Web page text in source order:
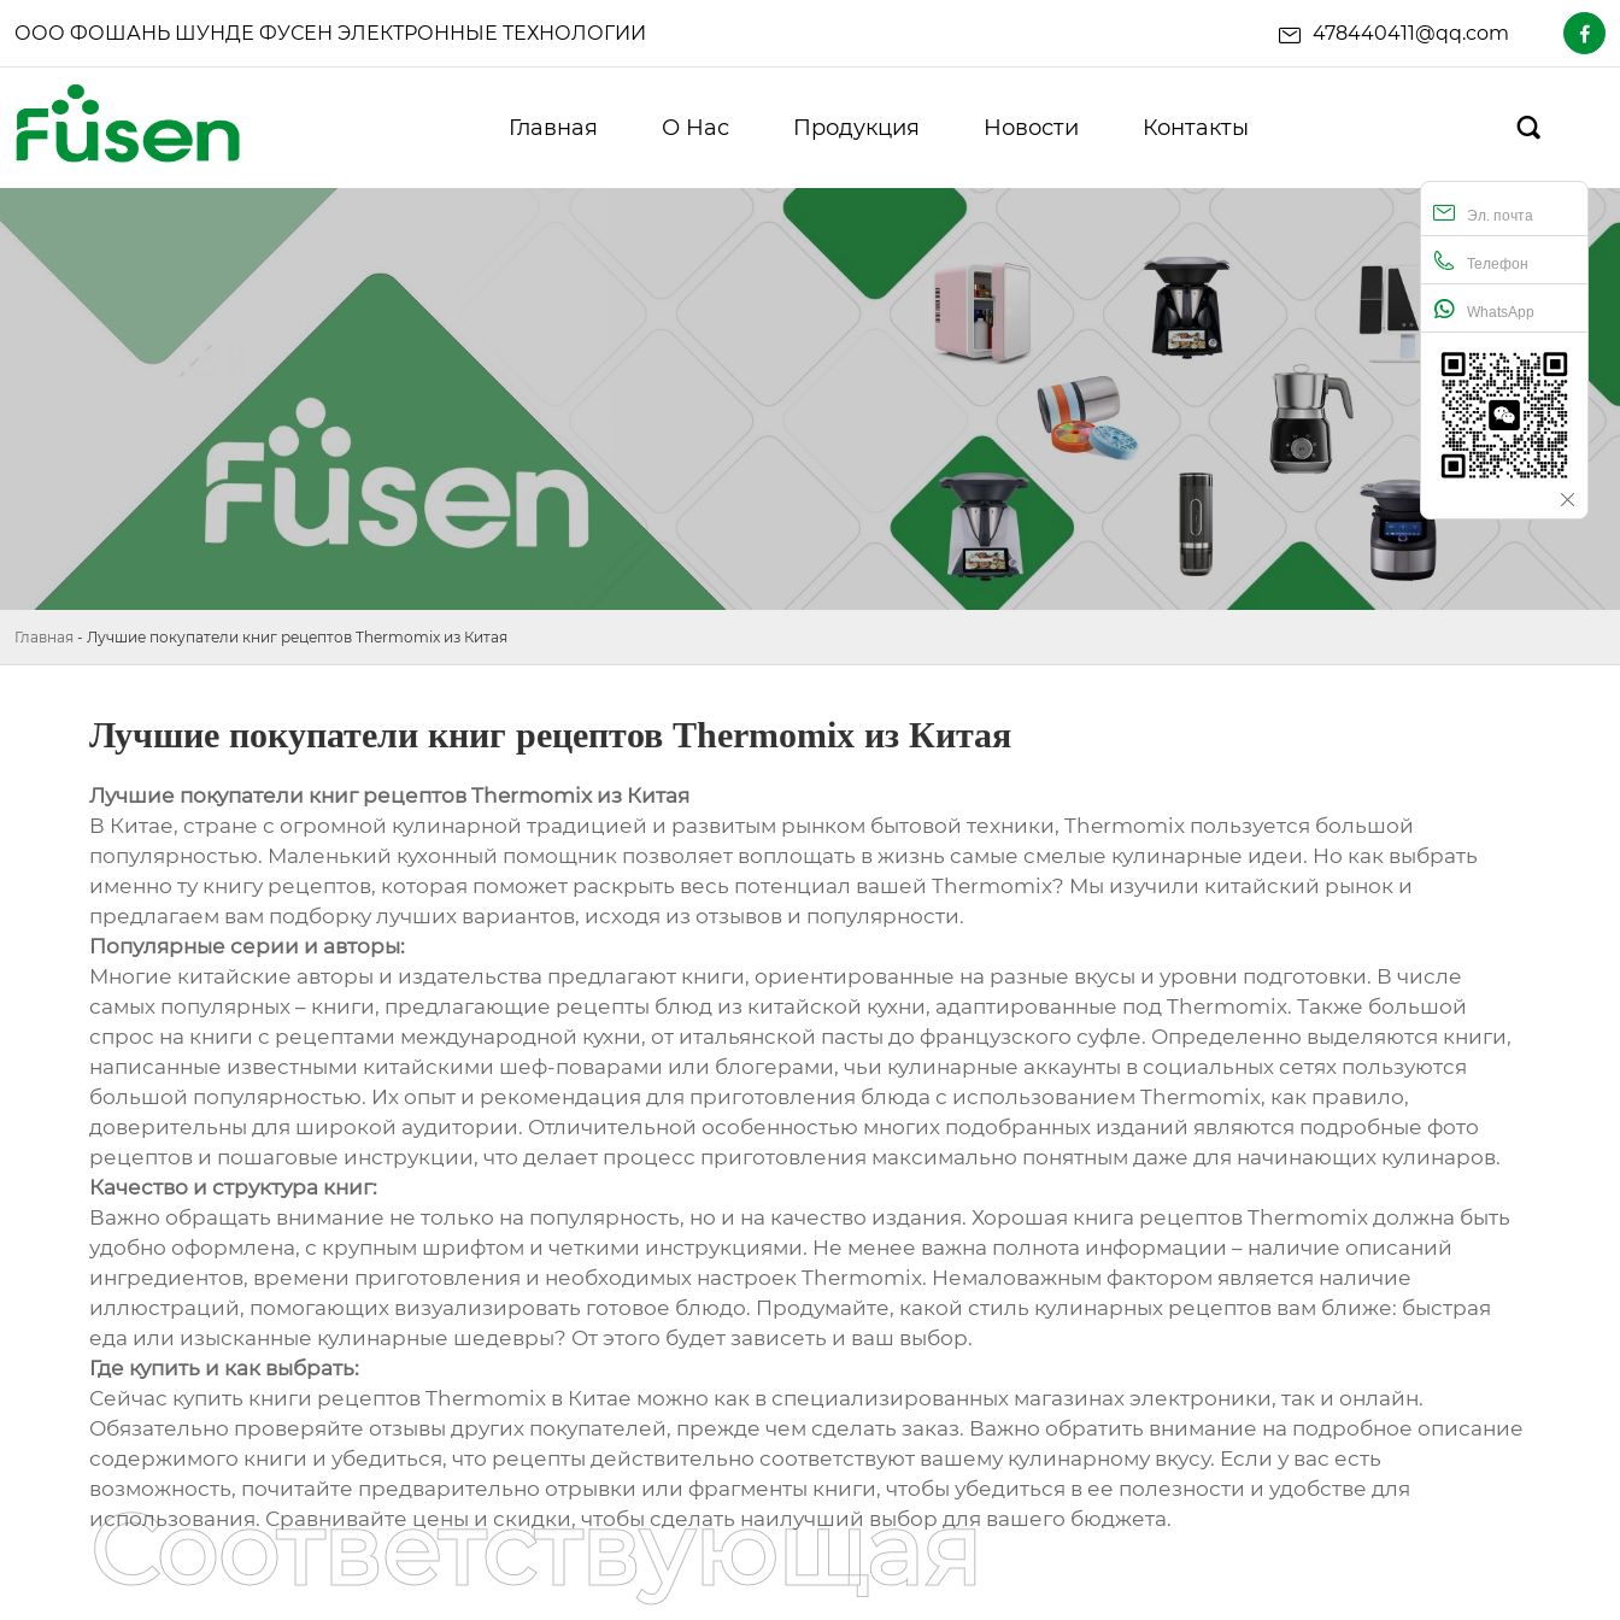
ООО ФОШАНЬ ШУНДЕ ФУСЕН ЭЛЕКТРОННЫЕ ТЕХНОЛОГИИ 478440411@qq.com 
Главная О Нас Продукция Новости Контакты 
Эл. почта
Телефон
WhatsApp
Главная - Лучшие покупатели книг рецептов Thermomix из Китая
Лучшие покупатели книг рецептов Thermomix из Китая
Лучшие покупатели книг рецептов Thermomix из Китая
В Китае, стране с огромной кулинарной традицией и развитым рынком бытовой техники, Thermomix пользуется большой
популярностью. Маленький кухонный помощник позволяет воплощать в жизнь самые смелые кулинарные идеи. Но как выбрать
именно ту книгу рецептов, которая поможет раскрыть весь потенциал вашей Thermomix? Мы изучили китайский рынок и
предлагаем вам подборку лучших вариантов, исходя из отзывов и популярности.
Популярные серии и авторы:
Многие китайские авторы и издательства предлагают книги, ориентированные на разные вкусы и уровни подготовки. В числе
самых популярных – книги, предлагающие рецепты блюд из китайской кухни, адаптированные под Thermomix. Также большой
спрос на книги с рецептами международной кухни, от итальянской пасты до французского суфле. Определенно выделяются книги,
написанные известными китайскими шеф-поварами или блогерами, чьи кулинарные аккаунты в социальных сетях пользуются
большой популярностью. Их опыт и рекомендация для приготовления блюда с использованием Thermomix, как правило,
доверительны для широкой аудитории. Отличительной особенностью многих подобранных изданий являются подробные фото
рецептов и пошаговые инструкции, что делает процесс приготовления максимально понятным даже для начинающих кулинаров.
Качество и структура книг:
Важно обращать внимание не только на популярность, но и на качество издания. Хорошая книга рецептов Thermomix должна быть
удобно оформлена, с крупным шрифтом и четкими инструкциями. Не менее важна полнота информации – наличие описаний
ингредиентов, времени приготовления и необходимых настроек Thermomix. Немаловажным фактором является наличие
иллюстраций, помогающих визуализировать готовое блюдо. Продумайте, какой стиль кулинарных рецептов вам ближе: быстрая
еда или изысканные кулинарные шедевры? От этого будет зависеть и ваш выбор.
Где купить и как выбрать:
Сейчас купить книги рецептов Thermomix в Китае можно как в специализированных магазинах электроники, так и онлайн.
Обязательно проверяйте отзывы других покупателей, прежде чем сделать заказ. Важно обратить внимание на подробное описание
содержимого книги и убедиться, что рецепты действительно соответствуют вашему кулинарному вкусу. Если у вас есть
возможность, почитайте предварительно отрывки или фрагменты книги, чтобы убедиться в ее полезности и удобстве для
использования. Сравнивайте цены и скидки, чтобы сделать наилучший выбор для вашего бюджета.
Соответствующая